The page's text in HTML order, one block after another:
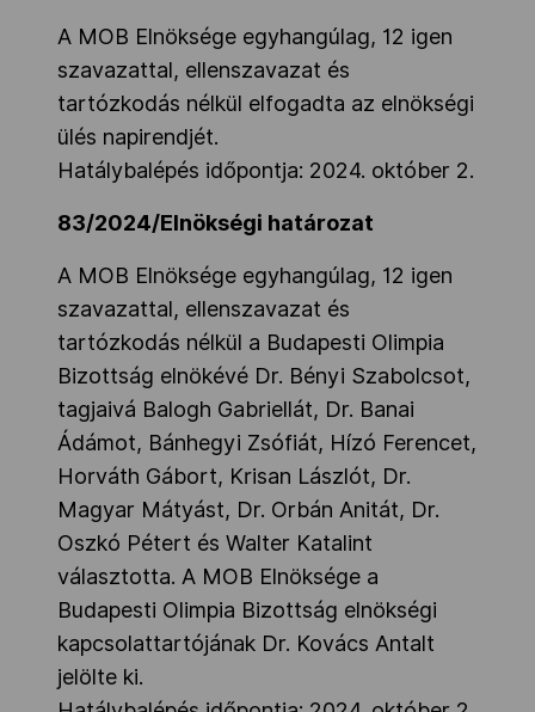
A MOB Elnöksége egyhangúlag, 12 igen
szavazattal, ellenszavazat és
tartózkodás nélkül elfogadta az elnökségi
ülés napirendjét.
Hatálybalépés időpontja: 2024. október 2.
83/2024/Elnökségi határozat
A MOB Elnöksége egyhangúlag, 12 igen
szavazattal, ellenszavazat és
tartózkodás nélkül a Budapesti Olimpia
Bizottság elnökévé Dr. Bényi Szabolcsot,
tagjaivá Balogh Gabriellát, Dr. Banai
Ádámot, Bánhegyi Zsófiát, Hízó Ferencet,
Horváth Gábort, Krisan Lászlót, Dr.
Magyar Mátyást, Dr. Orbán Anitát, Dr.
Oszkó Pétert és Walter Katalint
választotta. A MOB Elnöksége a
Budapesti Olimpia Bizottság elnökségi
kapcsolattartójának Dr. Kovács Antalt
jelölte ki.